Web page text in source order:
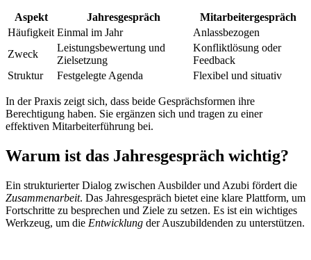
Aspekt Jahresgespräch
Mitarbeitergespräch
Häufigkeit Einmal im Jahr
Anlassbezogen
Zweck
Leistungsbewertung und
Zielsetzung
Konfliktlösung oder
Feedback
Struktur
Festgelegte Agenda Flexibel und situativ
In der Praxis zeigt sich, dass beide Gesprächsformen ihre
Berechtigung haben. Sie ergänzen sich und tragen zu einer
effektiven Mitarbeiterführung bei.
Warum ist das Jahresgespräch wichtig?
Ein strukturierter Dialog zwischen Ausbilder und Azubi fördert die
Zusammenarbeit. Das Jahresgespräch bietet eine klare Plattform, um
Fortschritte zu besprechen und Ziele zu setzen. Es ist ein wichtiges
Werkzeug, um die Entwicklung der Auszubildenden zu unterstützen.